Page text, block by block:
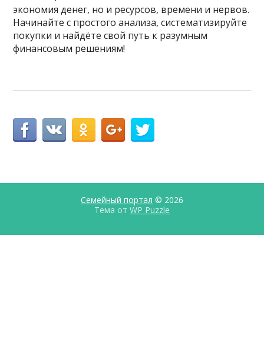
экономия денег, но и ресурсов, времени и нервов.
Начинайте с простого анализа, систематизируйте
покупки и найдёте свой путь к разумным
финансовым решениям!
Семейный портал © 2026
Тема от WP Puzzle